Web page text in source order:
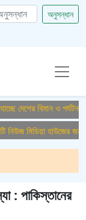
অনুসন্ধান
বিমান ও পর্যটন খাত,
হাউজের জন্য
: পাকিস্তানের